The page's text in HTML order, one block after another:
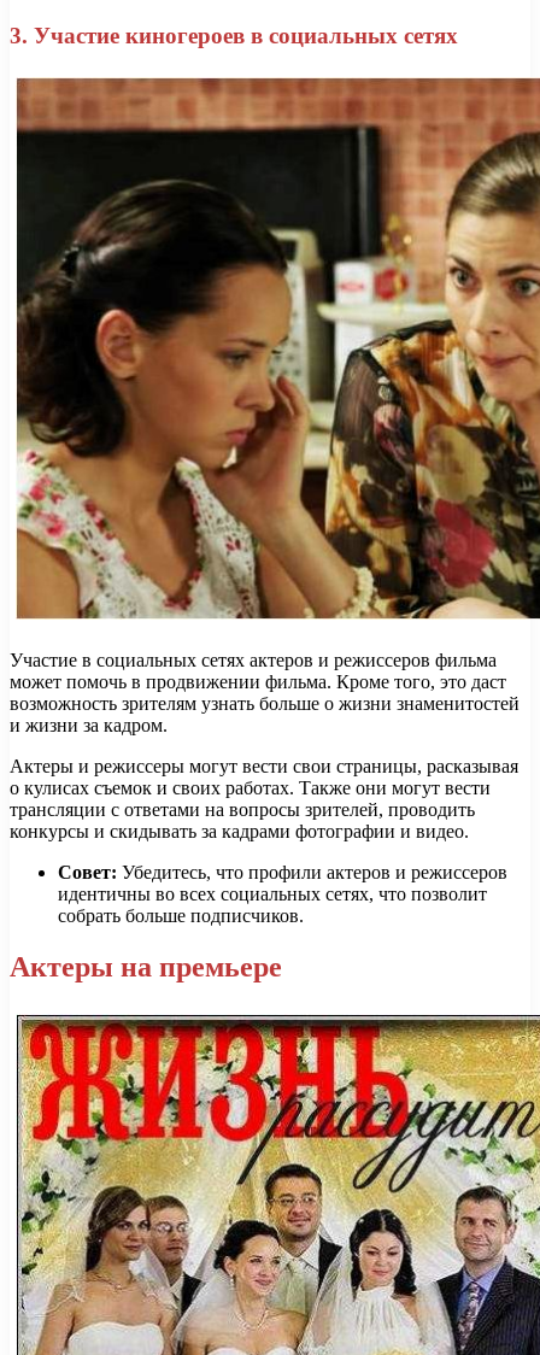
3. Участие киногероев в социальных сетях
Участие в социальных сетях актеров и режиссеров фильма
может помочь в продвижении фильма. Кроме того, это даст
возможность зрителям узнать больше о жизни знаменитостей
и жизни за кадром.
Актеры и режиссеры могут вести свои страницы, расказывая
о кулисах съемок и своих работах. Также они могут вести
трансляции с ответами на вопросы зрителей, проводить
конкурсы и скидывать за кадрами фотографии и видео.
Совет: Убедитесь, что профили актеров и режиссеров
идентичны во всех социальных сетях, что позволит
собрать больше подписчиков.
Актеры на премьере